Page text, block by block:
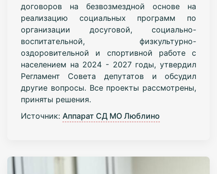
договоров на безвозмездной основе на
реализацию социальных программ по
организации досуговой, социально-
воспитательной, физкультурно-
оздоровительной и спортивной работе с
населением на 2024 - 2027 годы, утвердил
Регламент Совета депутатов и обсудил
другие вопросы. Все проекты рассмотрены,
приняты решения.
Источник: Аппарат СД МО Люблино